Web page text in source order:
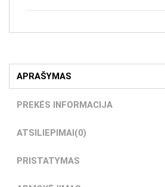
APRAŠYMAS
PREKĖS INFORMACIJA
ATSILIEPIMAI (0)
PRISTATYMAS